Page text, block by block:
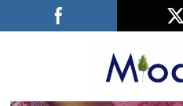
Facebook
LinkedIn